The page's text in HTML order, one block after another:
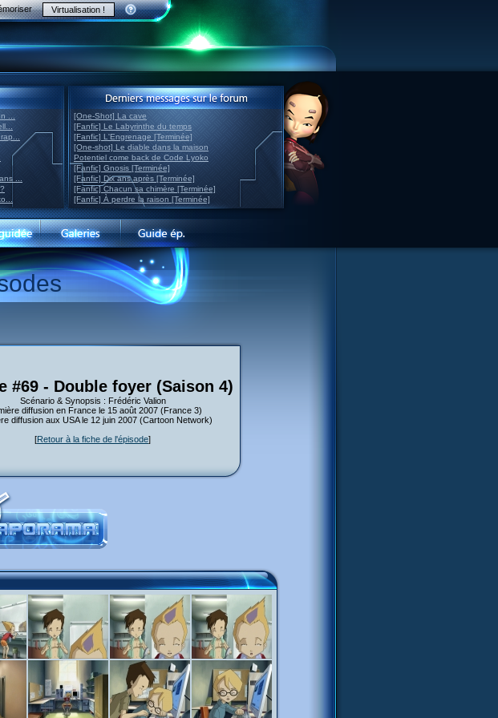
...
...
[One-Shot] La cave
[Fanfic] Le Labyrinthe du temps
[Fanfic] L'Engrenage [Terminée]
[One-shot] Le diable dans la maison
Potentiel come back de Code Lyoko
[Fanfic] Gnosis [Terminée]
[Fanfic] Dix ans après [Terminée]
[Fanfic] Chacun sa chimère [Terminée]
[Fanfic] À perdre la raison [Terminée]
#69 - Double foyer (Saison 4)
Scénario & Synopsis : Frédéric Valion
diffusion en France le 15 août 2007 (France 3)
diffusion aux USA le 12 juin 2007 (Cartoon Network)
[Retour à la fiche de l'épisode]